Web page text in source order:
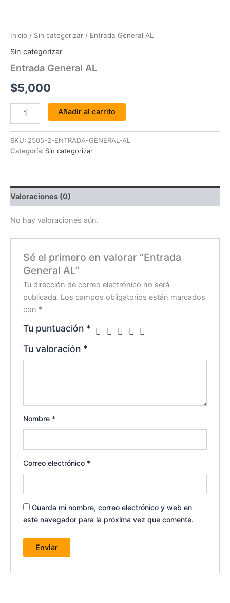
Inicio / Sin categorizar / Entrada General AL
Sin categorizar
Entrada General AL
$5,000
Añadir al carrito
SKU: 2505-2-ENTRADA-GENERAL-AL
Categoría: Sin categorizar
Valoraciones (0)
No hay valoraciones aún.
Sé el primero en valorar “Entrada
General AL”
Tu dirección de correo electrónico no será
publicada. Los campos obligatorios están marcados
con *
Tu puntuación *
Tu valoración *
Nombre *
Correo electrónico *
Guarda mi nombre, correo electrónico y web en
este navegador para la próxima vez que comente.